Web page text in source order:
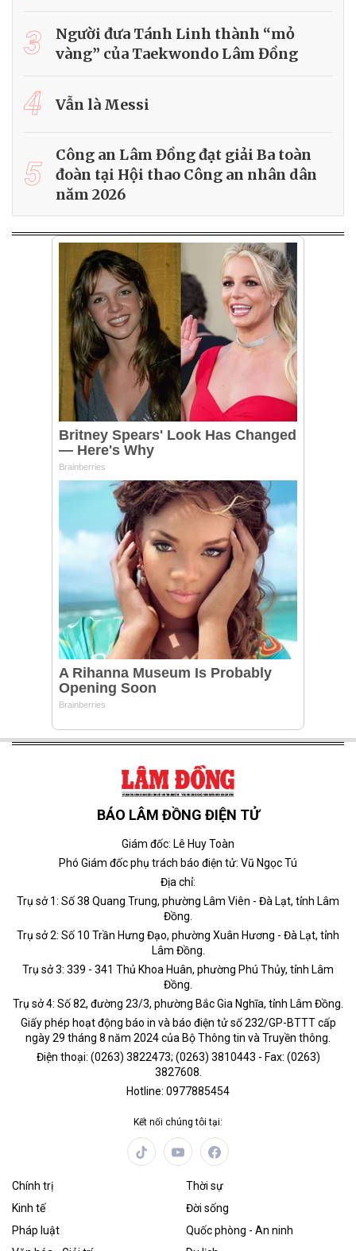
3
Người đưa Tánh Linh thành “mỏ
vàng” của Taekwondo Lâm Đồng
4 Vẫn là Messi
5
Công an Lâm Đồng đạt giải Ba toàn
đoàn tại Hội thao Công an nhân dân
năm 2026
BÁO LÂM ĐỒNG ĐIỆN TỬ
Giám đốc: Lê Huy Toàn
Phó Giám đốc phụ trách báo điện tử: Vũ Ngọc Tú
Địa chỉ:
Trụ sở 1: Số 38 Quang Trung, phường Lâm Viên - Đà Lạt, tỉnh Lâm
Đồng.
Trụ sở 2: Số 10 Trần Hưng Đạo, phường Xuân Hương - Đà Lạt, tỉnh
Lâm Đồng.
Trụ sở 3: 339 - 341 Thủ Khoa Huân, phường Phú Thủy, tỉnh Lâm
Đồng.
Trụ sở 4: Số 82, đường 23/3, phường Bắc Gia Nghĩa, tỉnh Lâm Đồng.
Giấy phép hoạt động báo in và báo điện tử số 232/GP-BTTT cấp
ngày 29 tháng 8 năm 2024 của Bộ Thông tin và Truyền thông.
Điện thoại: (0263) 3822473; (0263) 3810443 - Fax: (0263)
3827608.
Hotline: 0977885454
Kết nối chúng tôi tại:
Chính trị
Thời sự
Kinh tế
Đời sống
Pháp luật
Quốc phòng - An ninh